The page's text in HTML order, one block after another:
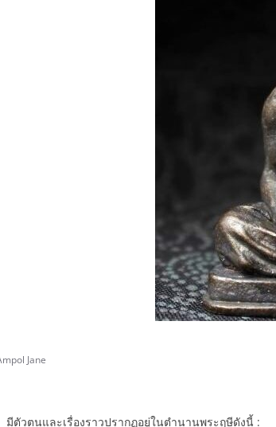
Jane
ตัวตนและเรื่องราวปรากฏอยู่ในตำนานพระฤษีดังนี้ :